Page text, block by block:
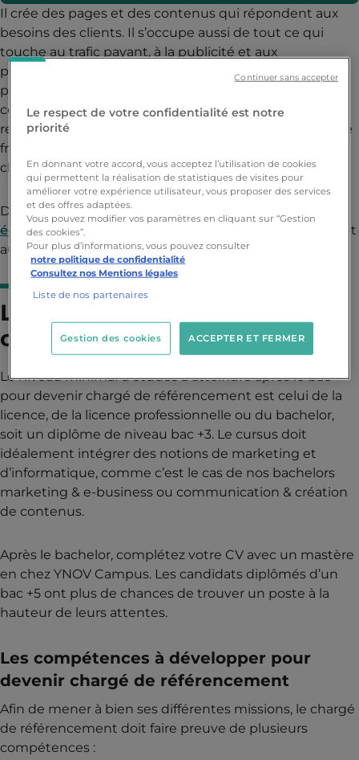
Il crée des pages et des contenus qui répondent aux
besoins des clients. Il s’occupe aussi de tout ce qui
touche au trafic payant, à la publicité et aux
partenariats. Le chargé de référencement est un vrai
passionné d’Internet. Il mène une veille informative
constante, notamment par rapport aux moteurs de
recherche, et analyse régulièrement les statistiques de
fréquentation et de conversion des sites dont il a la
charge.
Découvrez toutes les formations de notre
école YNOV Campus en marketing digital
qui mènent
au poste de chargé de référencement !
Les études pour devenir
chargé de référencement
Le niveau minimal d’études à atteindre après le bac
pour devenir chargé de référencement est celui de la
licence, de la licence professionnelle ou du bachelor,
soit un diplôme de niveau bac +3. Le cursus doit
idéalement intégrer des notions de marketing et
d’informatique, comme c’est le cas de nos bachelors
marketing & e-business ou communication & création
de contenus.
Après le bachelor, complétez votre CV avec un mastère
en chez YNOV Campus. Les candidats diplômés d’un
bac +5 ont plus de chances de trouver un poste à la
hauteur de leurs attentes.
Les compétences à développer pour
devenir chargé de référencement
Afin de mener à bien ses différentes missions, le chargé
de référencement doit faire preuve de plusieurs
compétences :
Le respect de votre confidentialité est notre
priorité
En donnant votre accord, vous acceptez l’utilisation de cookies
qui permettent la réalisation de statistiques de visites pour
améliorer votre expérience utilisateur, vous proposer des services
et des offres adaptées.
Vous pouvez modifier vos paramètres en cliquant sur “Gestion
des cookies”.
Pour plus d’informations, vous pouvez consulter
notre politique de confidentialité
Consultez nos Mentions légales
Liste de nos partenaires
ACCEPTER ET FERMER
Gestion des cookies
Continuer sans accepter